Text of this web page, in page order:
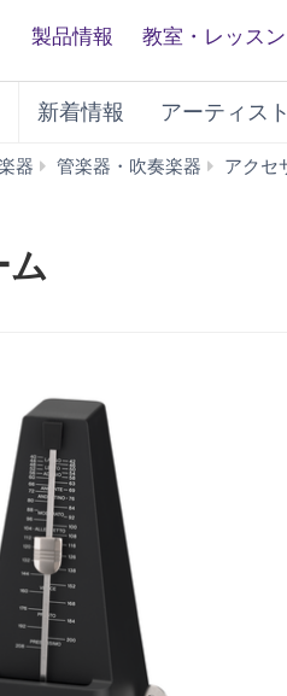
製品情報 教室・レッスン
新着情報 アーティスト
器 管楽器・吹奏楽器 アクセ
ム